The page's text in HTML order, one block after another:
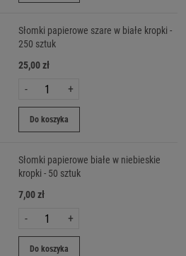
Słomki papierowe szare w białe kropki -
250 sztuk
25,00 zł
- +
Do koszyka
Słomki papierowe białe w niebieskie
kropki - 50 sztuk
7,00 zł
- +
Do koszyka